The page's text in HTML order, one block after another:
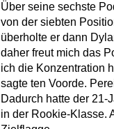
Über seine sechste
von der siebten
überholte er dann
daher freut mich das
ich die Konzentration
sagte ten Voorde.
Dadurch hatte der 21-
in der Rookie-Klasse.